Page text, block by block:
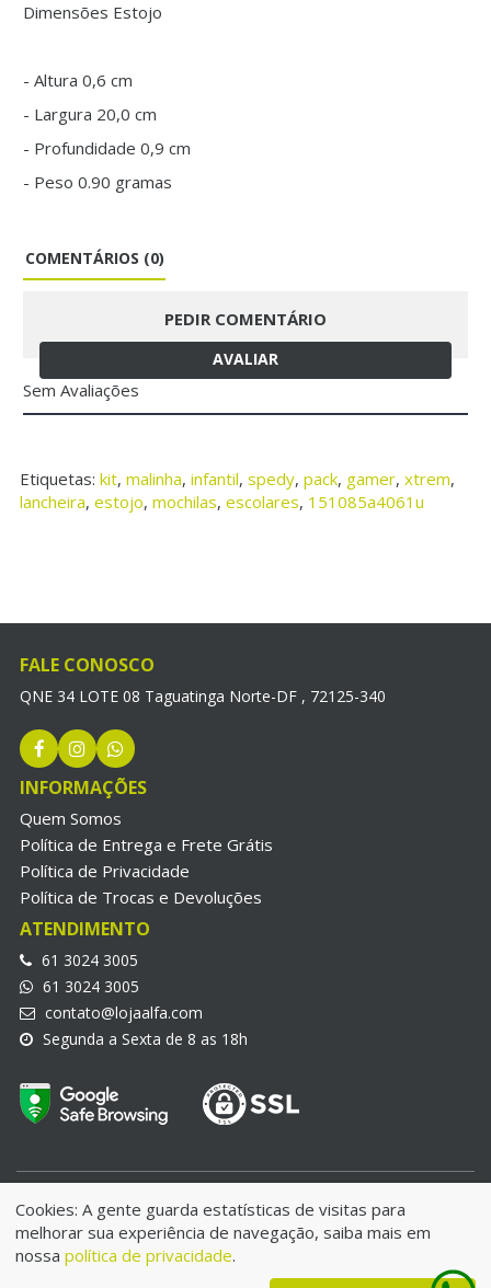
Dimensões Estojo
- Altura 0,6 cm
- Largura 20,0 cm
- Profundidade 0,9 cm
- Peso 0.90 gramas
COMENTÁRIOS (0)
PEDIR COMENTÁRIO
AVALIAR
Sem Avaliações
Etiquetas: kit, malinha, infantil, spedy, pack, gamer, xtrem,
lancheira, estojo, mochilas, escolares, 151085a4061u
Cookies: A gente guarda estatísticas de visitas para
melhorar sua experiência de navegação, saiba mais em
nossa política de privacidade.
FALE CONOSCO
QNE 34 LOTE 08 Taguatinga Norte-DF , 72125-340
INFORMAÇÕES
Quem Somos
Política de Entrega e Frete Grátis
Política de Privacidade
Política de Trocas e Devoluções
ATENDIMENTO
61 3024 3005
61 3024 3005
contato@lojaalfa.com
Segunda a Sexta de 8 as 18h
LojaAlfa.com © 2018 | Alfa Informatica Eireli | CNPJ:
25.970.692/0001-21
IE: 07.780.006/001-49 - Endereço: QNE 34 Lote 08 | Taguatinga
Norte- DF | CEP:72125-340